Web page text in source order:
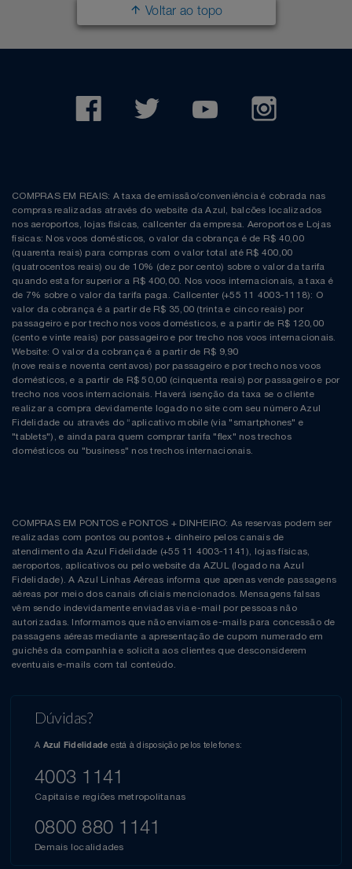
Voltar ao topo
COMPRAS EM REAIS: A taxa de emissão/conveniência é cobrada nas
compras realizadas através do website da Azul, balcões localizados
nos aeroportos, lojas físicas, callcenter da empresa. Aeroportos e Lojas
físicas: Nos voos domésticos, o valor da cobrança é de R$ 40,00
(quarenta reais) para compras com o valor total até R$ 400,00
(quatrocentos reais) ou de 10% (dez por cento) sobre o valor da tarifa
quando esta for superior a R$ 400,00. Nos voos internacionais, a taxa é
de 7% sobre o valor da tarifa paga. Callcenter (+55 11 4003-1118): O
valor da cobrança é a partir de R$ 35,00 (trinta e cinco reais) por
passageiro e por trecho nos voos domésticos, e a partir de R$ 120,00
(cento e vinte reais) por passageiro e por trecho nos voos internacionais.
Website: O valor da cobrança é a partir de R$ 9,90
(nove reais e noventa centavos) por passageiro e por trecho nos voos
domésticos, e a partir de R$ 50,00 (cinquenta reais) por passageiro e por
trecho nos voos internacionais. Haverá isenção da taxa se o cliente
realizar a compra devidamente logado no site com seu número Azul
Fidelidade ou através do “aplicativo mobile (via "smartphones" e
"tablets"), e ainda para quem comprar tarifa "flex" nos trechos
domésticos ou "business" nos trechos internacionais.
COMPRAS EM PONTOS e PONTOS + DINHEIRO: As reservas podem ser
realizadas com pontos ou pontos + dinheiro pelos canais de
atendimento da Azul Fidelidade (+55 11 4003-1141), lojas físicas,
aeroportos, aplicativos ou pelo website da AZUL (logado na Azul
Fidelidade). A Azul Linhas Aéreas informa que apenas vende passagens
aéreas por meio dos canais oficiais mencionados. Mensagens falsas
vêm sendo indevidamente enviadas via e-mail por pessoas não
autorizadas. Informamos que não enviamos e-mails para concessão de
passagens aéreas mediante a apresentação de cupom numerado em
guichês da companhia e solicita aos clientes que desconsiderem
eventuais e-mails com tal conteúdo.
Dúvidas?
A Azul Fidelidade está à disposição pelos telefones:
4003 1141
Capitais e regiões metropolitanas
0800 880 1141
Demais localidades